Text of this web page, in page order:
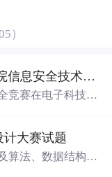
）
息安全技术协会
竞赛在电子科技大
计大赛试题
算法、数据结构、